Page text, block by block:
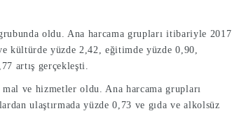
oldu. Ana harcama grupları itibariyle 2017
kültürde yüzde 2,42, eğitimde yüzde 0,90,
artış gerçekleşti.
ve hizmetler oldu. Ana harcama grupları
ulaştırmada yüzde 0,73 ve gıda ve alkolsüz